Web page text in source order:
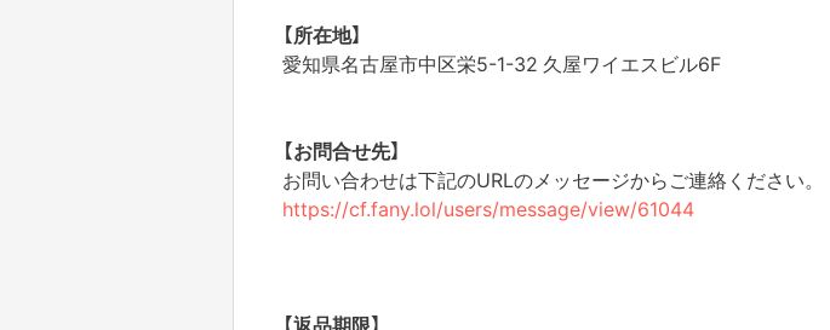
【所在地】
愛知県名古屋市中区栄5-1-32 久屋ワイエスビル6F
【お問合せ先】
お問い合わせは下記のURLのメッセージからご連絡ください。
https://cf.fany.lol/users/message/view/61044